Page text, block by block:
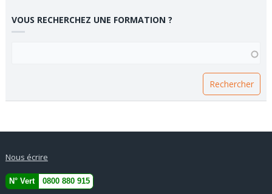
VOUS RECHERCHEZ UNE FORMATION ?
Nous écrire
N° Vert 0800 880 915